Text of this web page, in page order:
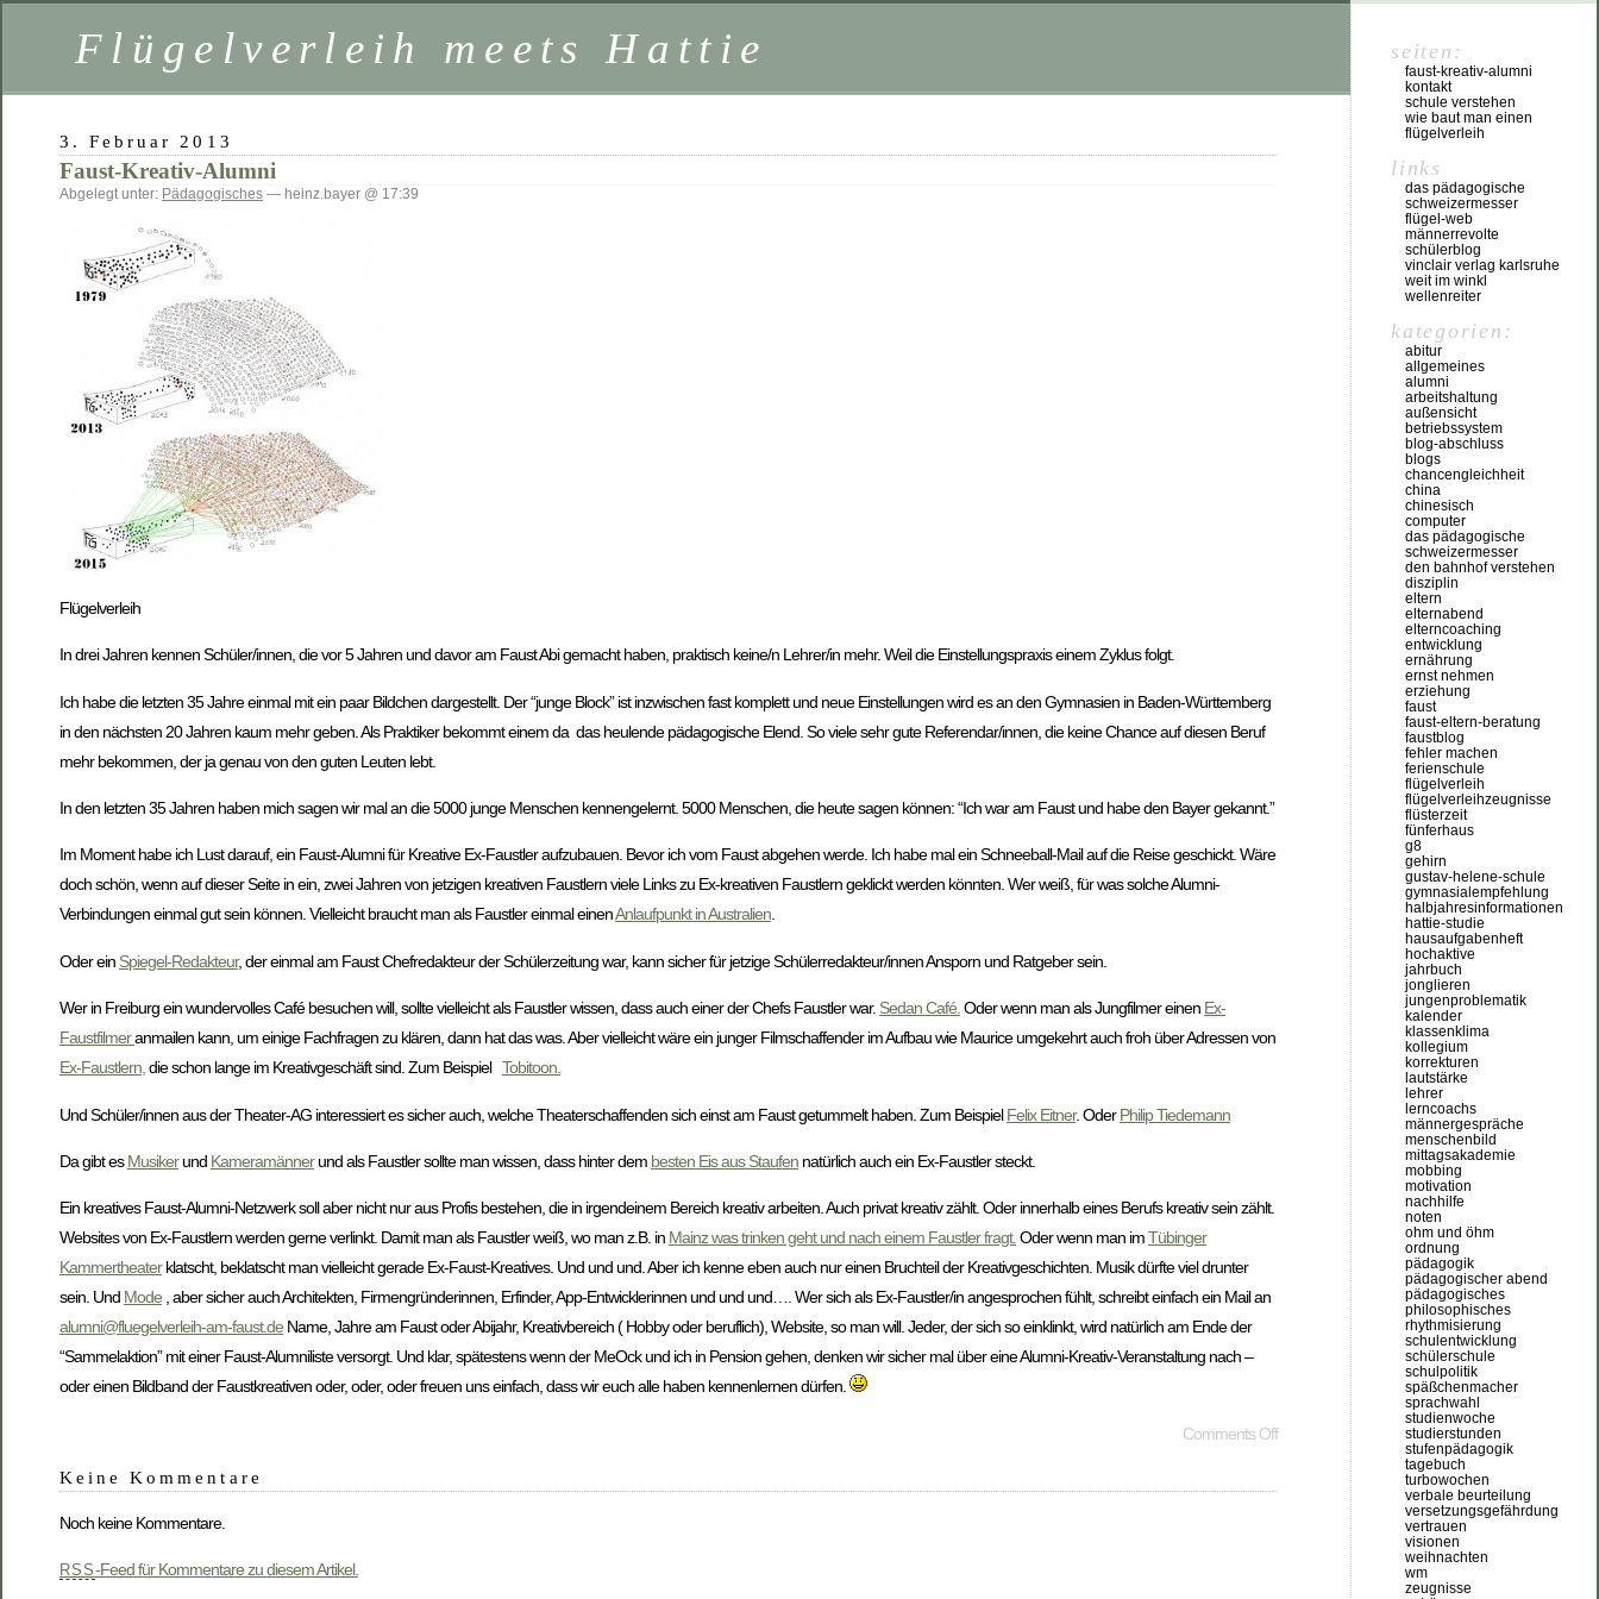
Flügelverleih meets Hattie
3. Februar 2013
Faust-Kreativ-Alumni
Abgelegt unter: Pädagogisches — heinz.bayer @ 17:39
Flügelverleih
In drei Jahren kennen Schüler/innen, die vor 5 Jahren und davor am Faust Abi gemacht haben, praktisch keine/n Lehrer/in mehr. Weil die Einstellungspraxis einem Zyklus folgt.
Ich habe die letzten 35 Jahre einmal mit ein paar Bildchen dargestellt. Der “junge Block” ist inzwischen fast komplett und neue Einstellungen wird es an den Gymnasien in Baden-Württemberg
in den nächsten 20 Jahren kaum mehr geben. Als Praktiker bekommt einem da das heulende pädagogische Elend. So viele sehr gute Referendar/innen, die keine Chance auf diesen Beruf
mehr bekommen, der ja genau von den guten Leuten lebt.
In den letzten 35 Jahren haben mich sagen wir mal an die 5000 junge Menschen kennengelernt. 5000 Menschen, die heute sagen können: “Ich war am Faust und habe den Bayer gekannt.”
Im Moment habe ich Lust darauf, ein Faust-Alumni für Kreative Ex-Faustler aufzubauen. Bevor ich vom Faust abgehen werde. Ich habe mal ein Schneeball-Mail auf die Reise geschickt. Wäre
doch schön, wenn auf dieser Seite in ein, zwei Jahren von jetzigen kreativen Faustlern viele Links zu Ex-kreativen Faustlern geklickt werden könnten. Wer weiß, für was solche Alumni-
Verbindungen einmal gut sein können. Vielleicht braucht man als Faustler einmal einenAnlaufpunkt in Australien.
Oder ein Spiegel-Redakteur, der einmal am Faust Chefredakteur der Schülerzeitung war, kann sicher für jetzige Schülerredakteur/innen Ansporn und Ratgeber sein.
Wer in Freiburg ein wundervolles Café besuchen will, sollte vielleicht als Faustler wissen, dass auch einer der Chefs Faustler war. Sedan Café. Oder wenn man als Jungfilmer einen Ex-
Faustfilmeranmailen kann, um einige Fachfragen zu klären, dann hat das was. Aber vielleicht wäre ein junger Filmschaffender im Aufbau wie Maurice umgekehrt auch froh über Adressen von
Ex-Faustlern, die schon lange im Kreativgeschäft sind. Zum Beispiel Tobitoon.
Und Schüler/innen aus der Theater-AG interessiert es sicher auch, welche Theaterschaffenden sich einst am Faust getummelt haben. Zum BeispielFelix Eitner. OderPhilip Tiedemann
Da gibt esMusikerund Kameramännerund als Faustler sollte man wissen, dass hinter dem besten Eis aus Staufen natürlich auch ein Ex-Faustler steckt.
Ein kreatives Faust-Alumni-Netzwerk soll aber nicht nur aus Profis bestehen, die in irgendeinem Bereich kreativ arbeiten. Auch privat kreativ zählt. Oder innerhalb eines Berufs kreativ sein zählt.
Websites von Ex-Faustlern werden gerne verlinkt. Damit man als Faustler weiß, wo man z.B. in Mainz was trinken geht und nach einem Faustler fragt.Oder wenn man imTübinger
Kammertheaterklatscht, beklatscht man vielleicht gerade Ex-Faust-Kreatives. Und und und. Aber ich kenne eben auch nur einen Bruchteil der Kreativgeschichten. Musik dürfte viel drunter
sein. Und Mode , aber sicher auch Architekten, Firmengründerinnen, Erfinder, App-Entwicklerinnen und und und…. Wer sich als Ex-Faustler/in angesprochen fühlt, schreibt einfach ein Mail an
alumni@fluegelverleih-am-faust.de Name, Jahre am Faust oder Abijahr, Kreativbereich ( Hobby oder beruflich), Website, so man will. Jeder, der sich so einklinkt, wird natürlich am Ende der
“Sammelaktion” mit einer Faust-Alumniliste versorgt. Und klar, spätestens wenn der MeOck und ich in Pension gehen, denken wir sicher mal über eine Alumni-Kreativ-Veranstaltung nach –
oder einen Bildband der Faustkreativen oder, oder, oder freuen uns einfach, dass wir euch alle haben kennenlernen dürfen.
Comments Off
Keine Kommentare
Noch keine Kommentare.
RSS-Feed für Kommentare zu diesem Artikel.
seiten:
faust-kreativ-alumni
kontakt
schule verstehen
wie baut man einen
flügelverleih
links
das pädagogische
schweizermesser
flügel-web
männerrevolte
schülerblog
vinclair verlag karlsruhe
weit im winkl
wellenreiter
kategorien:
abitur
allgemeines
alumni
arbeitshaltung
außensicht
betriebssystem
blog-abschluss
blogs
chancengleichheit
china
chinesisch
computer
das pädagogische
schweizermesser
den bahnhof verstehen
disziplin
eltern
elternabend
elterncoaching
entwicklung
ernährung
ernst nehmen
erziehung
faust
faust-eltern-beratung
faustblog
fehler machen
ferienschule
flügelverleih
flügelverleihzeugnisse
flüsterzeit
fünferhaus
g8
gehirn
gustav-helene-schule
gymnasialempfehlung
halbjahresinformationen
hattie-studie
hausaufgabenheft
hochaktive
jahrbuch
jonglieren
jungenproblematik
kalender
klassenklima
kollegium
korrekturen
lautstärke
lehrer
lerncoachs
männergespräche
menschenbild
mittagsakademie
mobbing
motivation
nachhilfe
noten
ohm und öhm
ordnung
pädagogik
pädagogischer abend
pädagogisches
philosophisches
rhythmisierung
schulentwicklung
schülerschule
schulpolitik
späßchenmacher
sprachwahl
studienwoche
studierstunden
stufenpädagogik
tagebuch
turbowochen
verbale beurteilung
versetzungsgefährdung
vertrauen
visionen
weihnachten
wm
zeugnisse